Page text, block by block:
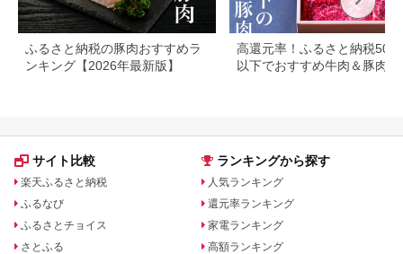
ふるさと納税の豚肉おすすめラ
ンキング【2026年最新版】
高還元率！ふるさと納税
以下でおすすめ牛肉＆豚肉ラ
サイト比較
楽天ふるさと納税
ふるなび
ふるさとチョイス
さとふる
ランキングから探す
人気ランキング
還元率ランキング
家電ランキング
高額ランキング